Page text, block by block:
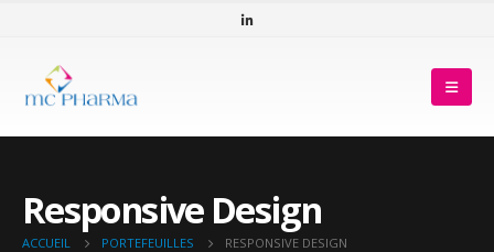
Responsive Design
ACCUEIL PORTEFEUILLES RESPONSIVE DESIGN